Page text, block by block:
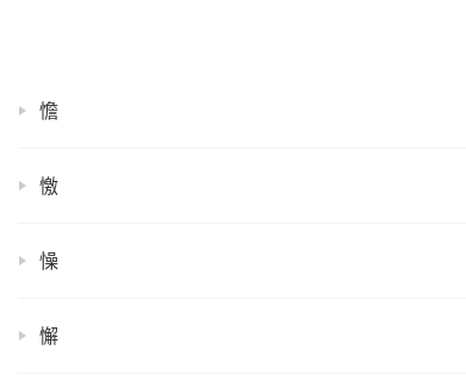
憺
憿
懆
懈